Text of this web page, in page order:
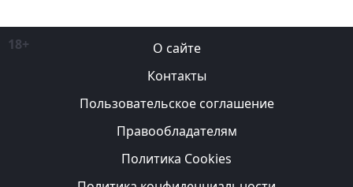
18+
О сайте
Контакты
Пользовательское соглашение
Правообладателям
Политика Cookies